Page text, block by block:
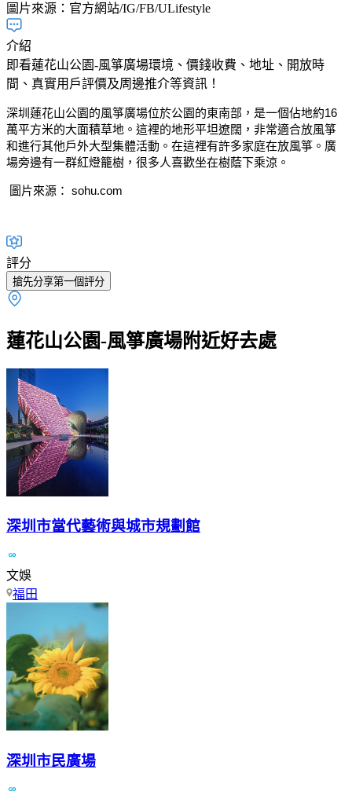
圖片來源：官方網站/IG/FB/ULifestyle
介紹
即看蓮花山公園-風箏廣場環境、價錢收費、地址、開放時
間、真實用戶評價及周邊推介等資訊！
深圳蓮花山公園的風箏廣場位於公園的東南部，是一個佔地約16
萬平方米的大面積草地。這裡的地形平坦遼闊，非常適合放風箏
和進行其他戶外大型集體活動。在這裡有許多家庭在放風箏。廣
場旁邊有一群紅燈籠樹，很多人喜歡坐在樹蔭下乘涼。
圖片來源： sohu.com
評分
搶先分享第一個評分
蓮花山公園-風箏廣場附近好去處
深圳市當代藝術與城市規劃館
文娛
福田
深圳市民廣場